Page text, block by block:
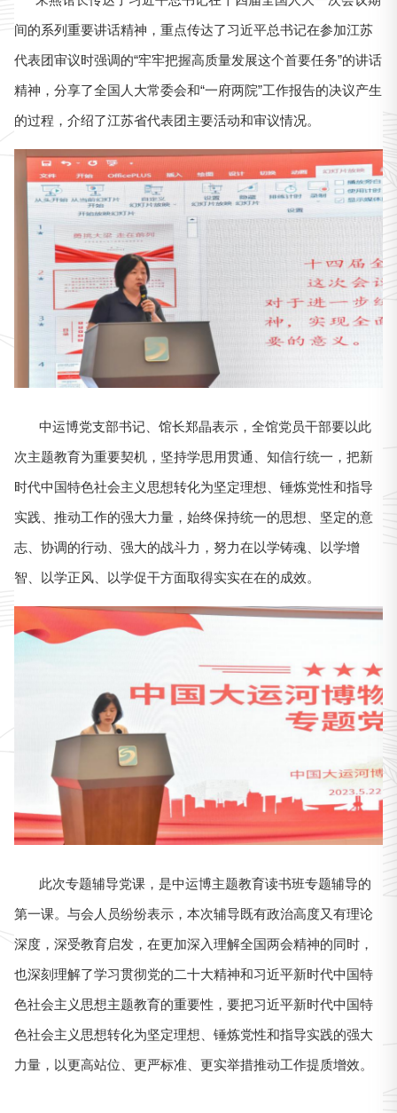
间的系列重要讲话精神，重点传达了习近平总书记在参加江苏
代表团审议时强调的“牢牢把握高质量发展这个首要任务”的讲话
精神，分享了全国人大常委会和“一府两院”工作报告的决议产生
的过程，介绍了江苏省代表团主要活动和审议情况。
中运博党支部书记、馆长郑晶表示，全馆党员干部要以此
次主题教育为重要契机， 坚持学思用贯通、知信行统一，把新
时代中国特色社会主义思想转化为坚定理想、锤炼党性和指导
实践、推动工作的强大力量，始终保持统一的思想、坚定的意
志、协调的行动、强大的战斗力，努力在以学铸魂、以学增
智、以学正风、以学促干方面取得实实在在的成效。
此次专题辅导党课，是中运博主题教育读书班专题辅导的
第一课。与会人员纷纷表示，本次辅导既有政治高度又有理论
深度，深受教育启发，在更加深入理解全国两会精神的同时，
也深刻理解了学习贯彻党的二十大精神和习近平新时代中国特
色社会主义思想主题教育的重要性，要把习近平新时代中国特
色社会主义思想转化为坚定理想、锤炼党性和指导实践的强大
力量，以更高站位、更严标准、更实举措推动工作提质增效。